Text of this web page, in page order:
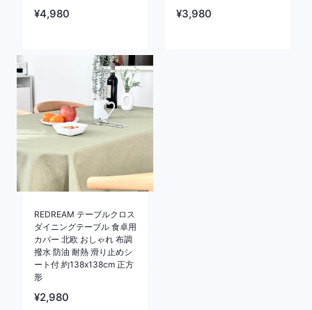
¥4,980 ¥3,980
REDREAM テーブルクロス
ダイニングテーブル 食卓用
カバー 北欧 おしゃれ 布調
撥水 防油 耐熱 滑り止めシ
ート付 約138x138cm 正方
形
¥2,980